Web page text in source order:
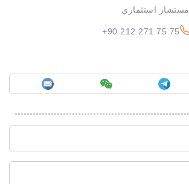
مستشار استثماري
+90 212 271 75 75